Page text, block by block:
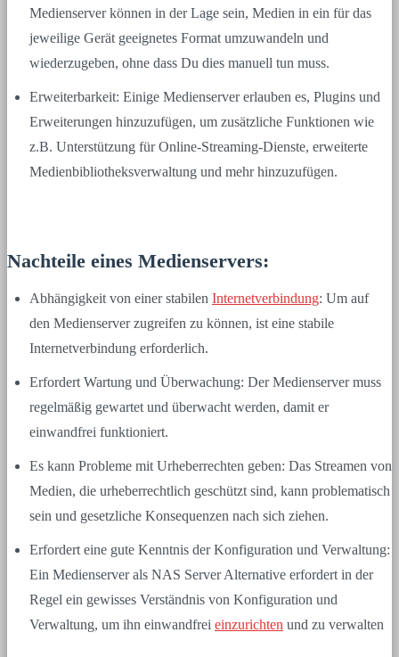
Medienserver können in der Lage sein, Medien in ein für das
jeweilige Gerät geeignetes Format umzuwandeln und
wiederzugeben, ohne dass Du dies manuell tun muss.
Erweiterbarkeit: Einige Medienserver erlauben es, Plugins und
Erweiterungen hinzuzufügen, um zusätzliche Funktionen wie
z.B. Unterstützung für Online-Streaming-Dienste, erweiterte
Medienbibliotheksverwaltung und mehr hinzuzufügen.
Nachteile eines Medienservers:
Abhängigkeit von einer stabilen Internetverbindung: Um auf
den Medienserver zugreifen zu können, ist eine stabile
Internetverbindung erforderlich.
Erfordert Wartung und Überwachung: Der Medienserver muss
regelmäßig gewartet und überwacht werden, damit er
einwandfrei funktioniert.
Es kann Probleme mit Urheberrechten geben: Das Streamen von
Medien, die urheberrechtlich geschützt sind, kann problematisch
sein und gesetzliche Konsequenzen nach sich ziehen.
Erfordert eine gute Kenntnis der Konfiguration und Verwaltung:
Ein Medienserver als NAS Server Alternative erfordert in der
Regel ein gewisses Verständnis von Konfiguration und
Verwaltung, um ihn einwandfrei einzurichten und zu verwalten